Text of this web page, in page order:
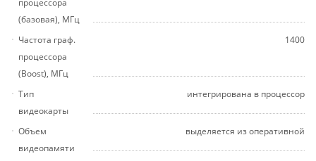
процессора
(базовая), МГц
Частота граф.
процессора
(Boost), МГц
1400
Тип
видеокарты
интегрирована в процессор
Объем
видеопамяти
выделяется из оперативной